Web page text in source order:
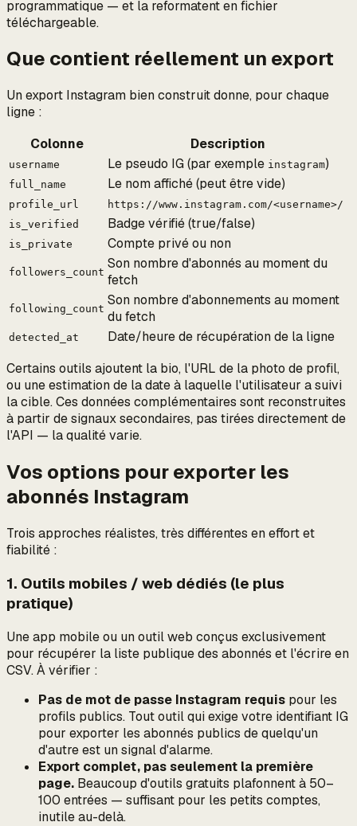
programmatique — et la reformatent en fichier
téléchargeable.
Que contient réellement un export
Un export Instagram bien construit donne, pour chaque
ligne :
Colonne
Description
username Le pseudo IG (par exemple instagram)
full_name Le nom affiché (peut être vide)
profile_url
https://www.instagram.com/<username>/
is_verified
Badge vérifié (true/false)
is_private Compte privé ou non
followers_count
Son nombre d'abonnés au moment du
fetch
following_count
Son nombre d'abonnements au moment
du fetch
detected_at
Date/heure de récupération de la ligne
Certains outils ajoutent la bio, l'URL de la photo de profil,
ou une estimation de la date à laquelle l'utilisateur a suivi
la cible. Ces données complémentaires sont reconstruites
à partir de signaux secondaires, pas tirées directement de
l'API — la qualité varie.
Vos options pour exporter les
abonnés Instagram
Trois approches réalistes, très différentes en effort et
fiabilité :
1. Outils mobiles / web dédiés (le plus
pratique)
Une app mobile ou un outil web conçus exclusivement
pour récupérer la liste publique des abonnés et l'écrire en
CSV. À vérifier :
Pas de mot de passe Instagram requis pour les
profils publics. Tout outil qui exige votre identifiant IG
pour exporter les abonnés publics de quelqu'un
d'autreest un signal d'alarme.
Export complet, pas seulement la première
page. Beaucoup d'outils gratuits plafonnent à 50–
100 entrées — suffisant pour les petits comptes,
inutile au-delà.